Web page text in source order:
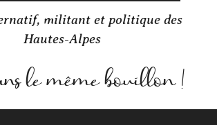
militant et politique des
Hautes-Alpes